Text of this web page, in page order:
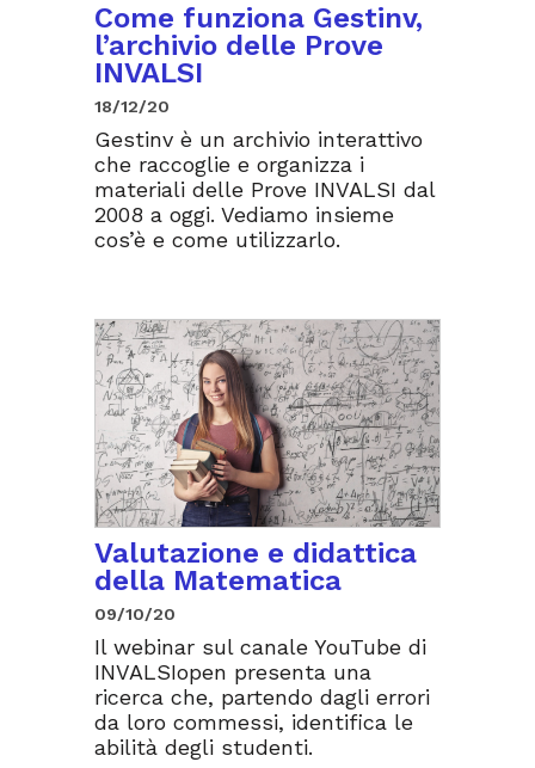
Come funziona Gestinv,
l’archivio delle Prove
INVALSI
18/12/20
Gestinv è un archivio interattivo
che raccoglie e organizza i
materiali delle Prove INVALSI dal
2008 a oggi. Vediamo insieme
cos’è e come utilizzarlo.
Valutazione e didattica
della Matematica
09/10/20
Il webinar sul canale YouTube di
INVALSIopen presenta una
ricerca che, partendo dagli errori
da loro commessi, identifica le
abilità degli studenti.